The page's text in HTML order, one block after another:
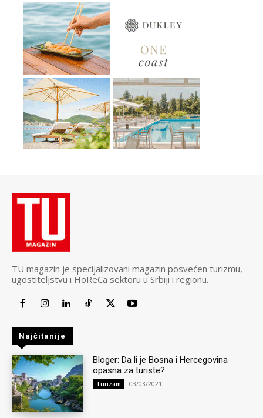
TU magazin je specijalizovani magazin posvećen turizmu,
ugostiteljstvu i HoReCa sektoru u Srbiji i regionu.
Najčitanije
Bloger: Da li je Bosna i Hercegovina
opasna za turiste?
Turizam 03/03/2021